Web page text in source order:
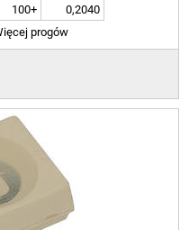
100+
0,2040
progów